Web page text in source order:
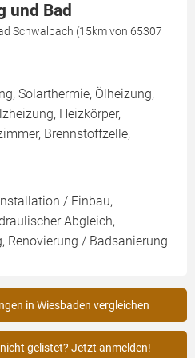
und Bad
Schwalbach (15km von 65307
Solarthermie, Ölheizung,
Heizkörper,
Brennstoffzelle,
/ Einbau,
Abgleich,
Renovierung / Badsanierung
in Wiesbaden vergleichen
gelistet? Jetzt anmelden!